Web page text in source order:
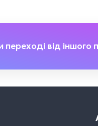
переході від іншого